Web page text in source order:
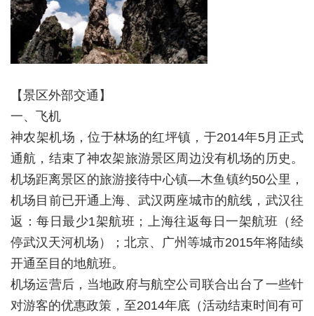
【景区外部交通】
一、飞机
神农架机场，位于林场的红坪镇，于2014年5月正式
通航，结束了神农架旅游景区周边没有机场的历史。
机场距离景区的旅游接待中心镇—木鱼镇约50公里，
机场目前已开通上海、武汉两座城市的航线，武汉往
返：每日最少1架航班；上海往返每日一架航班（经
停武汉天河机场）；北京、广州等城市2015年将陆续
开通至目的地航班。
机场运营后，当地政府与航空公司联合出台了一些针
对游客的优惠政策，至2014年底（活动结束时间有可